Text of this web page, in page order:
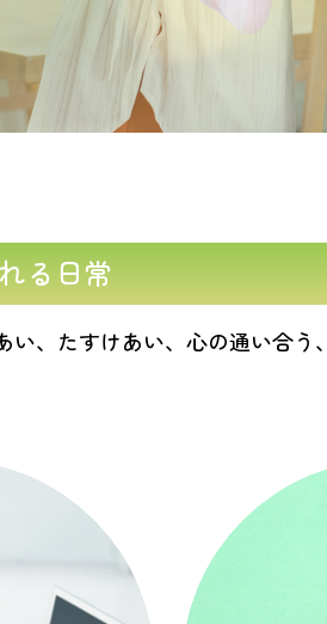
る日常
、たすけあい、心の通い合